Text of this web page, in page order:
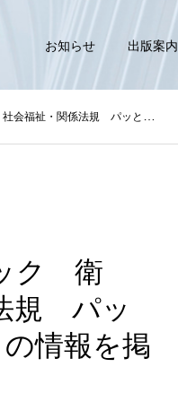
お知らせ 出版案内
テーブル2026』の情報を掲載いたしました
ク 衛
規 パッ
情報を掲